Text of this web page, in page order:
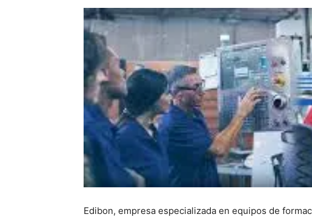
Edibon, empresa especializada en equipos de